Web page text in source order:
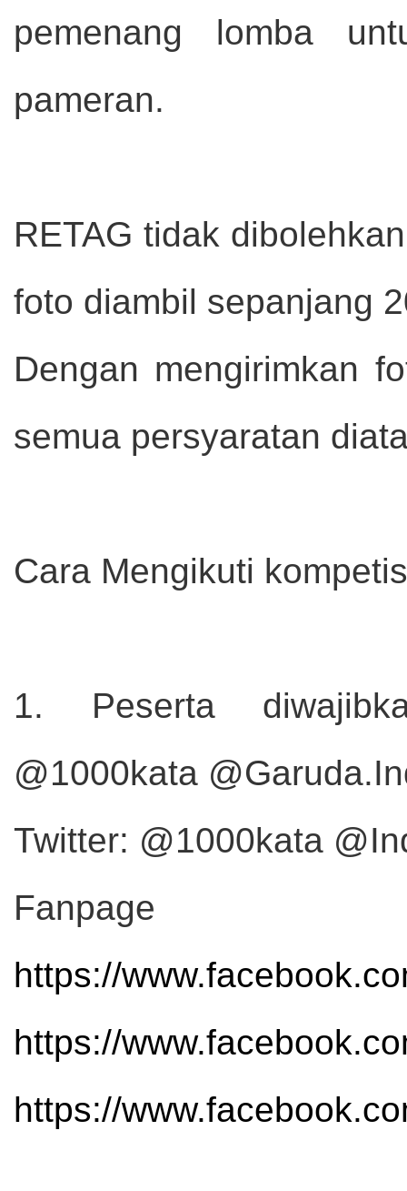
pemenang lomba
pameran.
RETAG tidak
foto diambil sepanjang
Dengan mengirimkan
semua persyaratan
Cara Mengikuti
1. Peserta
@1000kata
Twitter: @1000kata
https://
https://
https://